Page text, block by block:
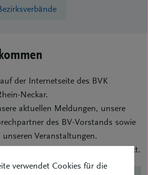
verwendet Cookies für die
der Internetseite des BVK
Neckar.
aktuellen Meldungen, unsere
des BV-Vorstands sowie
unseren Veranstaltungen.
Wir freuen uns auf Ihren Kontakt.